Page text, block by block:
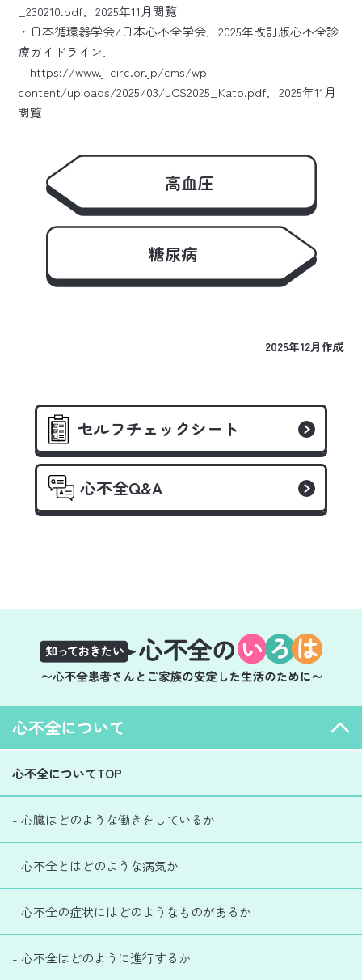
_230210.pdf ．2025年11月閲覧
・日本循環器学会/日本心不全学会．2025年改訂版心不全診
療ガイドライン．
https://www.j-circ.or.jp/cms/wp-
content/uploads/2025/03/JCS2025_Kato.pdf ．2025年11月
閲覧
高血圧
糖尿病
2025年12月作成
セルフチェックシート
心不全Q&A
心不全について
心不全についてTOP
- 心臓はどのような働きをしているか
- 心不全とはどのような病気か
- 心不全の症状にはどのようなものがあるか
- 心不全はどのように進行するか